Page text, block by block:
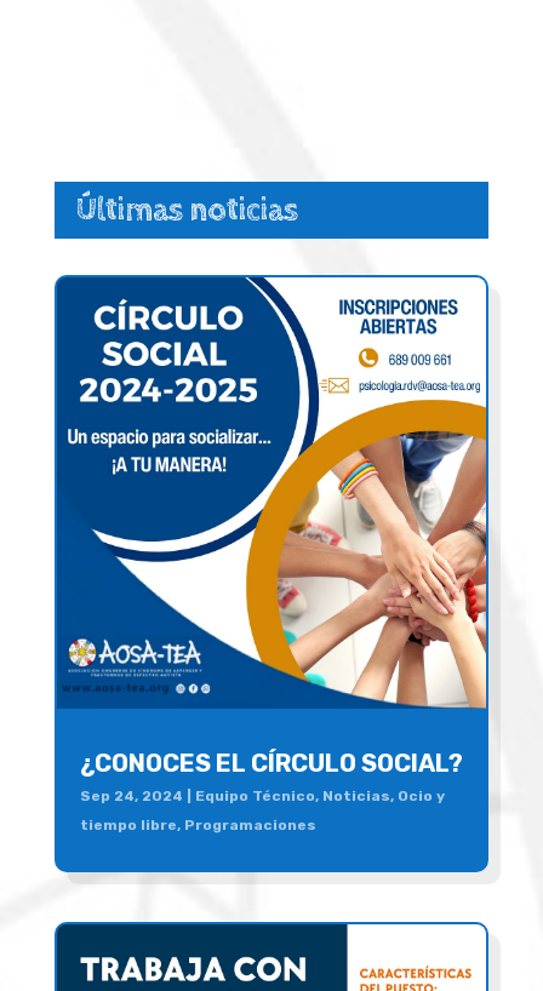
Últimas noticias
¿CONOCES EL CÍRCULO SOCIAL?
Sep 24, 2024 Equipo Técnico, Noticias, Ocio y
tiempo libre, Programaciones